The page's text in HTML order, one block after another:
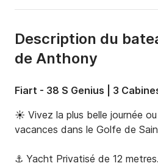
Description du
de Anthony
Fiart - 38 S Genius | 3
☀️ Vivez la plus belle journée
vacances dans le Golfe de
⚓️ Yacht Privatisé de 12 metres.